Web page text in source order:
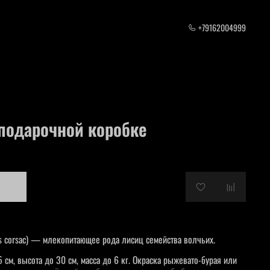
+79162004999
коробке
corsac) — млекопитающее рода лисиц семейства волчьих.
высота до 30 см, масса до 6 кг. Окраска рыжевато-бурая или